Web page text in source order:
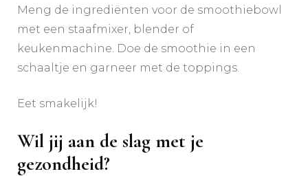
Meng de ingrediënten voor de smoothiebowl
met een staafmixer, blender of
keukenmachine. Doe de smoothie in een
schaaltje en garneer met de toppings.
Eet smakelijk!
Wil jij aan de slag met je
gezondheid?